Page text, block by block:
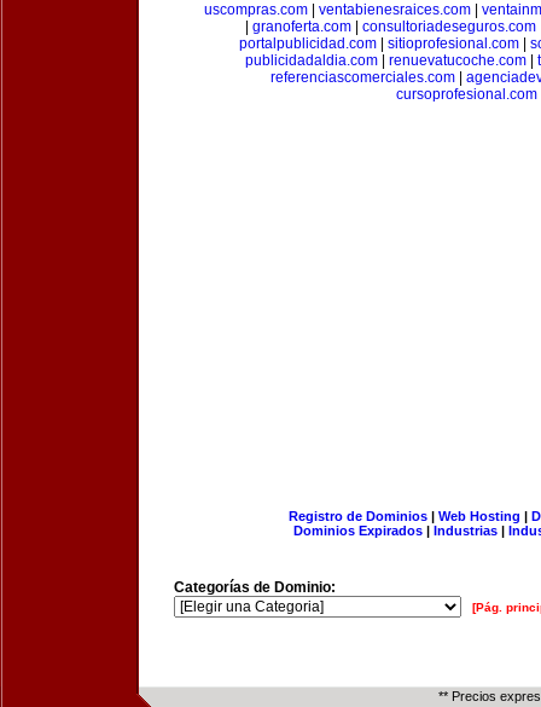
uscompras.com| ventabienesraices.com|
granoferta.com| consultoriadeseguros.com
portalpublicidad.com
sitioprofesional.com
publicidadaldia.com| renuevatucoche.com|
referenciascomerciales.com
cursoprofesional.com
Registro de Dominios| Web Hosting |
Dominios Expirados | Industrias |
Categorías de Dominio:
[Pág.
** Precios